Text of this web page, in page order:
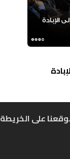
على الخريطة